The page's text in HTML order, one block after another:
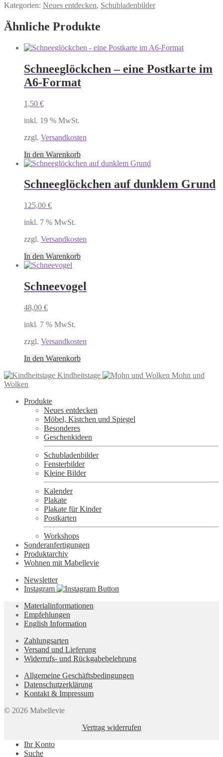
Kategorien: Neues entdecken, Schubladenbilder
Ähnliche Produkte
Schneeglöckchen – eine Postkarte im
A6-Format
1,50 €
inkl. 19 % MwSt.
zzgl. Versandkosten
In den Warenkorb
Schneeglöckchen auf dunklem Grund
125,00 €
inkl. 7 % MwSt.
zzgl. Versandkosten
In den Warenkorb
Schneevogel
48,00 €
inkl. 7 % MwSt.
zzgl. Versandkosten
In den Warenkorb
Kindheitstage
Mohn und
Wolken
Produkte
Neues entdecken
Möbel, Kistchen und Spiegel
Besonderes
Geschenkideen
Schubladenbilder
Fensterbilder
Kleine Bilder
Kalender
Plakate
Plakate für Kinder
Postkarten
Workshops
Sonderanfertigungen
Produktarchiv
Wohnen mit Mabellevie
Newsletter
Instagram
Materialinformationen
Empfehlungen
English Information
Zahlungsarten
Versand und Lieferung
Widerrufs- und Rückgabebelehrung
Allgemeine Geschäftsbedingungen
Datenschutzerklärung
Kontakt & Impressum
© 2026 Mabellevie
Vertrag widerrufen
Ihr Konto
Suche